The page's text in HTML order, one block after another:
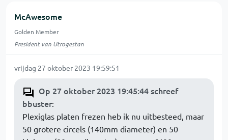
McAwesome
Golden Member
President van Utrogestan
vrijdag 27 oktober 2023 19:59:51
Op 27 oktober 2023 19:45:44 schreef
bbuster:
Plexiglas platen frezen heb ik nu uitbesteed, maar
50 grotere circels (140mm diameter) en 50